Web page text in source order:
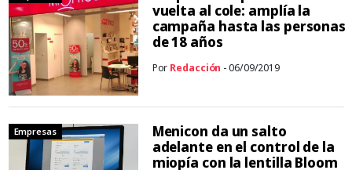
vuelta al cole: amplía la
campaña hasta las personas
de 18 años
Por Redacción - 06/09/2019
Empresas
Menicon da un salto
adelante en el control de la
miopía con la lentilla Bloom